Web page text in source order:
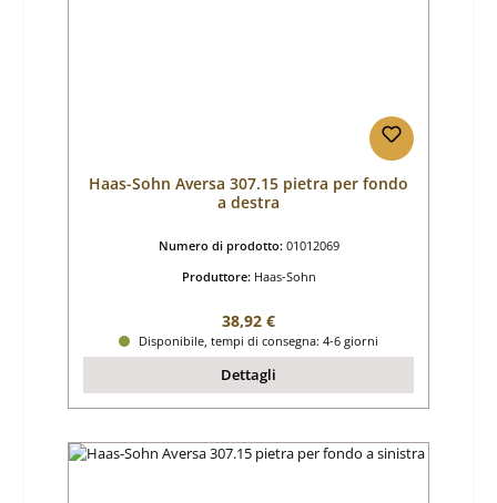
Haas-Sohn Aversa 307.15 pietra per fondo
a destra
Numero di prodotto: 01012069
Produttore: Haas-Sohn
Prezzo normale:
38,92 €
Disponibile, tempi di consegna: 4-6 giorni
Dettagli